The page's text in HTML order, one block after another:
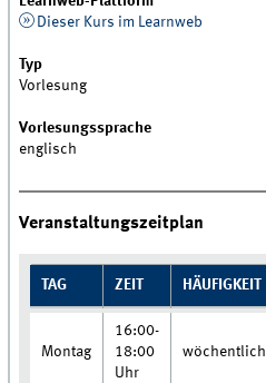
Dieser Kurs im Learnweb
Typ
Vorlesung
Vorlesungssprache
englisch
Veranstaltungszeitplan
TAG ZEIT HÄUFIGKEIT
Montag
16:00-
18:00
Uhr
wöchentlich